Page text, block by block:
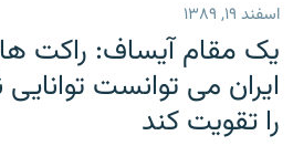
اصلی
رفتن
صفحه
جستجو
رادیو
انتخاب کنید و بشنوید
برنامه‌های رادیویی
پادکست
چندرسانه‌ای
اسفند ۱۹, ۱۳۸۹
یک مقام آیساف: راکت
ایران می توانست
را تقویت کند